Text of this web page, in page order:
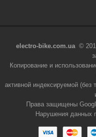
electro-bike.com.ua ©
Копирование и
активной индексируемой (без
Права защищены
Нарушения данных